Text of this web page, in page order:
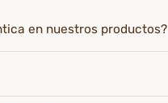
en nuestros productos?